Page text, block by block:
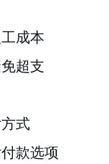
成本
超支
式
款选项